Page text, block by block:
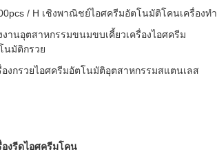
/ H เชิงพาณิชย์ไอศครีมอัตโนมัติโคนเครื่องทำ
งานอุตสาหกรรมขนมขบเคี้ยวเครื่องไอศครีม
นมัติกรวย
องกรวยไอศครีมอัตโนมัติอุตสาหกรรมสแตนเลส
องรีดไอศครีมโคน